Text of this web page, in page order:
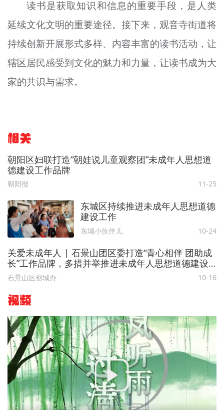
读书是获取知识和信息的重要手段，是人类
延续文化文明的重要途径。接下来，观音寺街道将
持续创新开展形式多样、内容丰富的读书活动，让
辖区居民感受到文化的魅力和力量，让读书成为大
家的共识与需求。
相关
朝阳区妇联打造“朝娃说儿童观察团”未成年人思想道
德建设工作品牌
朝阳报 11-25
东城区持续推进未成年人思想道德
建设工作
东城小伙伴儿 10-24
关爱未成年人 | 石景山团区委打造“青心相伴 团助成
长”工作品牌，多措并举推进未成年人思想道德建设
工
石景山区创城办 10-16
视频